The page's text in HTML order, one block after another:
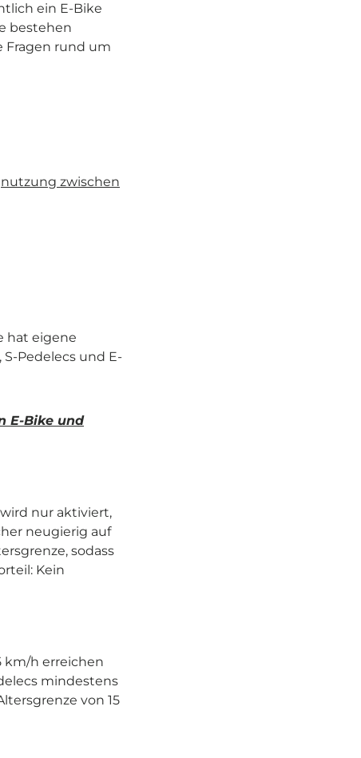
ein E-Bike
bestehen
Fragen rund um
zwischen
hat eigene
Pedelecs und E-
E-Bike und
nur aktiviert,
neugierig auf
sodass
Kein
km/h erreichen
mindestens
von 15